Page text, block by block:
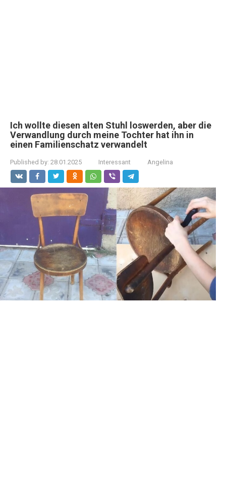
Ich wollte diesen alten Stuhl loswerden, aber die
Verwandlung durch meine Tochter hat ihn in
einen Familienschatz verwandelt
Published by: 28.01.2025 Interessant Angelina